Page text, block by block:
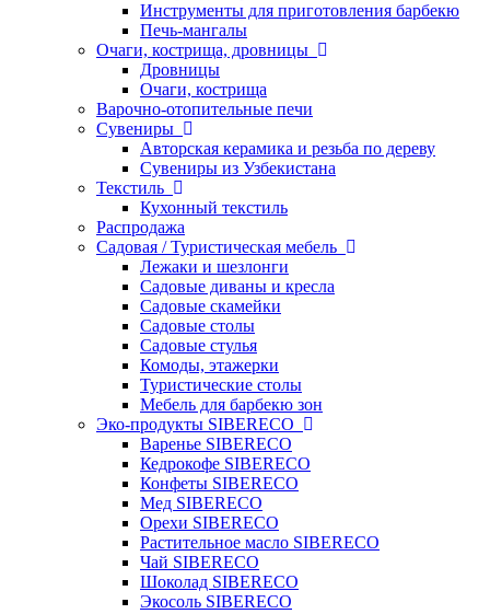
Инструменты для приготовления барбекю
Печь-мангалы
Очаги, кострища, дровницы
Дровницы
Очаги, кострища
Варочно-отопительные печи
Сувениры
Авторская керамика и резьба по дереву
Сувениры из Узбекистана
Текстиль
Кухонный текстиль
Распродажа
Садовая / Туристическая мебель
Лежаки и шезлонги
Садовые диваны и кресла
Садовые скамейки
Садовые столы
Садовые стулья
Комоды, этажерки
Туристические столы
Мебель для барбекю зон
Эко-продукты SIBERECO
Варенье SIBERECO
Кедрокофе SIBERECO
Конфеты SIBERECO
Мед SIBERECO
Орехи SIBERECO
Растительное масло SIBERECO
Чай SIBERECO
Шоколад SIBERECO
Экосоль SIBERECO